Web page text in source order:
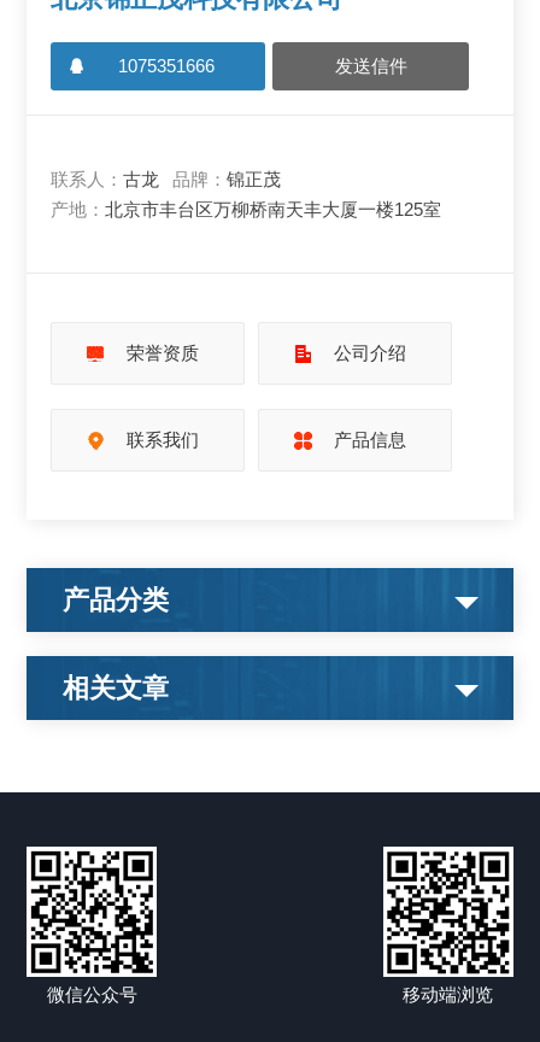
1075351666 发送信件
联系人：古龙 品牌：锦正茂
产地：北京市丰台区万柳桥南天丰大厦一楼125室
荣誉资质 公司介绍
联系我们 产品信息
产品分类
相关文章
微信公众号 移动端浏览